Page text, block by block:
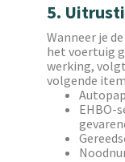
5.
Wanneer je
het voertuig
werking,
volgende
EHBO-